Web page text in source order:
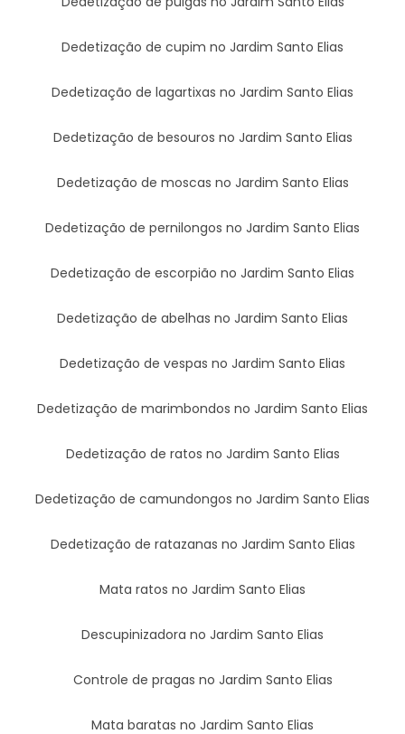
Dedetização de cupim no Jardim Santo Elias
Dedetização de lagartixas no Jardim Santo Elias
Dedetização de besouros no Jardim Santo Elias
Dedetização de moscas no Jardim Santo Elias
Dedetização de pernilongos no Jardim Santo Elias
Dedetização de escorpião no Jardim Santo Elias
Dedetização de abelhas no Jardim Santo Elias
Dedetização de vespas no Jardim Santo Elias
Dedetização de marimbondos no Jardim Santo Elias
Dedetização de ratos no Jardim Santo Elias
Dedetização de camundongos no Jardim Santo Elias
Dedetização de ratazanas no Jardim Santo Elias
Mata ratos no Jardim Santo Elias
Descupinizadora no Jardim Santo Elias
Controle de pragas no Jardim Santo Elias
Mata baratas no Jardim Santo Elias